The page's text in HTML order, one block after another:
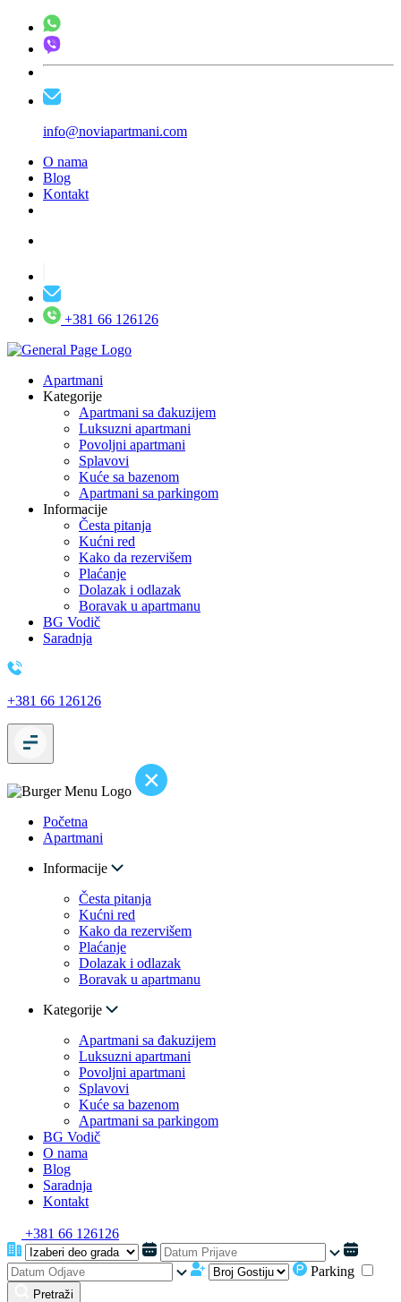
info@noviapartmani.com
O nama
Blog
Kontakt
+381 66 126126
Apartmani
Kategorije
Apartmani sa đakuzijem
Luksuzni apartmani
Povoljni apartmani
Splavovi
Kuće sa bazenom
Apartmani sa parkingom
Informacije
Česta pitanja
Kućni red
Kako da rezervišem
Plaćanje
Dolazak i odlazak
Boravak u apartmanu
BG Vodič
Saradnja
+381 66 126126
Početna
Apartmani
Informacije
Česta pitanja
Kućni red
Kako da rezervišem
Plaćanje
Dolazak i odlazak
Boravak u apartmanu
Kategorije
Apartmani sa đakuzijem
Luksuzni apartmani
Povoljni apartmani
Splavovi
Kuće sa bazenom
Apartmani sa parkingom
BG Vodič
O nama
Blog
Saradnja
Kontakt
+381 66 126126
Parking
Pretraži